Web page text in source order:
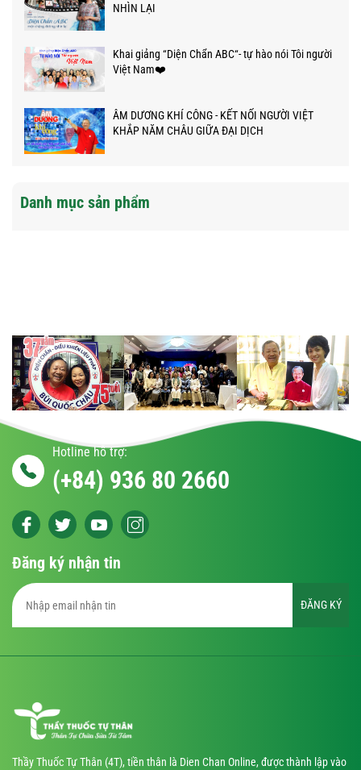
NHÌN LẠI
Khai giảng “Diện Chẩn ABC“- tự hào nói Tôi người
Việt Nam❤️
ÂM DƯƠNG KHÍ CÔNG - KẾT NỐI NGƯỜI VIỆT
KHẮP NĂM CHÂU GIỮA ĐẠI DỊCH
Danh mục sản phẩm
Hotline hỗ trợ:
(+84) 936 80 2660
Đăng ký nhận tin
ĐĂNG KÝ
Thầy Thuốc Tự Thân (4T), tiền thân là Dien Chan Online, được thành lập vào